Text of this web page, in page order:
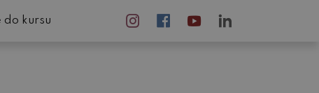
do kursu